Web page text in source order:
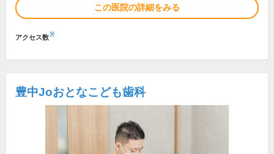
この医院の詳細をみる
アクセス数※
豊中Joおとなこども歯科